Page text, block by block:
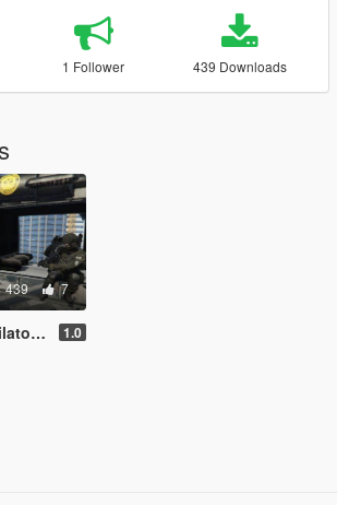
1 Follower 439 Downloads
439 7
(RDE) 1.0